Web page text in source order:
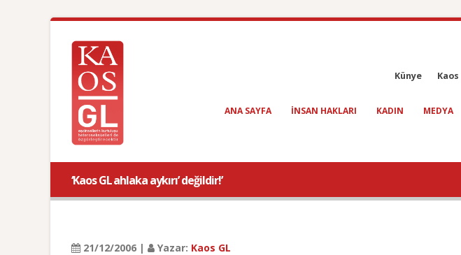
Künye
ANA SAYFA INSAN HAKLARI KADIN MEDYA
‘Kaos GL ahlaka aykırı’ değildir!’
21/12/2006 | Yazar: Kaos GL